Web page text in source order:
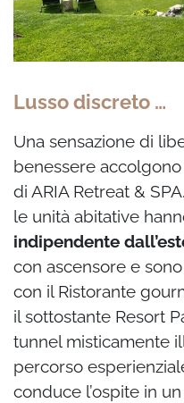
Lusso discreto …
Una sensazione di
benessere accolgono
di ARIA Retreat &
le unità abitative
indipendente
con ascensore e
con il Ristorante
il sottostante Resort
tunnel misticamente
percorso
conduce l’ospite in